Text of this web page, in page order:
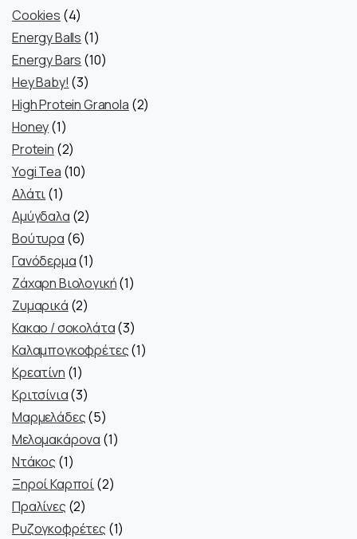
προϊόντα
Cookies 44
προϊόντα
Energy Balls 11
προϊόν
Energy Bars 1010
Hey Baby! 33
προϊόντα
High Protein Granola 22
Honey 11
προϊόν
Protein 22
προϊόντα
Yogi Tea 1010
Αλάτι 11
προϊόν
Αμύγδαλα 22
Βούτυρα 66
προϊόντα
Γανόδερμα 11
προϊόν
Ζάχαρη Βιολογική 11
Ζυμαρικά 22
προϊόντα
Κακαο / σοκολάτα 33
προϊόντα
Καλαμπογκοφρέτες 11
Κρεατίνη 11
προϊόν
Κριτσίνια 33
προϊόντα
Μαρμελάδες 55
προϊόντα
Μελομακάρονα 11
Ντάκος 11
προϊόν
Ξηροί Καρποί 22
Πραλίνες 22
προϊόντα
Ρυζογκοφρέτες 11